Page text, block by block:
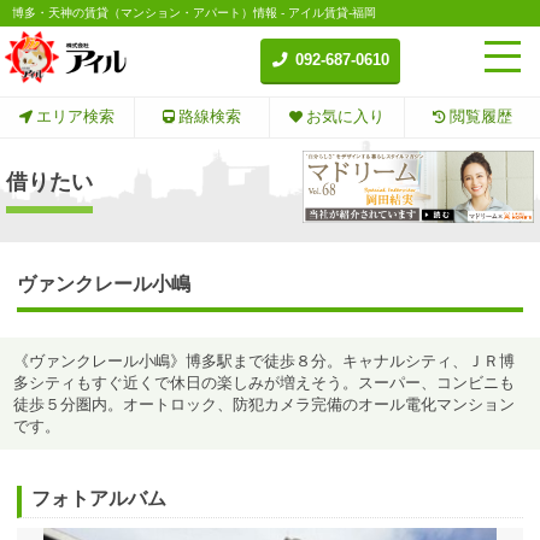
博多・天神の賃貸（マンション・アパート）情報 - アイル賃貸-福岡
092-687-0610
エリア検索 路線検索 お気に入り 閲覧履歴
借りたい
ヴァンクレール小嶋
《ヴァンクレール小嶋》博多駅まで徒歩８分。キャナルシティ、ＪＲ博
多シティもすぐ近くで休日の楽しみが増えそう。スーパー、コンビニも
徒歩５分圏内。オートロック、防犯カメラ完備のオール電化マンション
です。
フォトアルバム